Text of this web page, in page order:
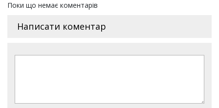
Поки що немає коментарів
Написати коментар